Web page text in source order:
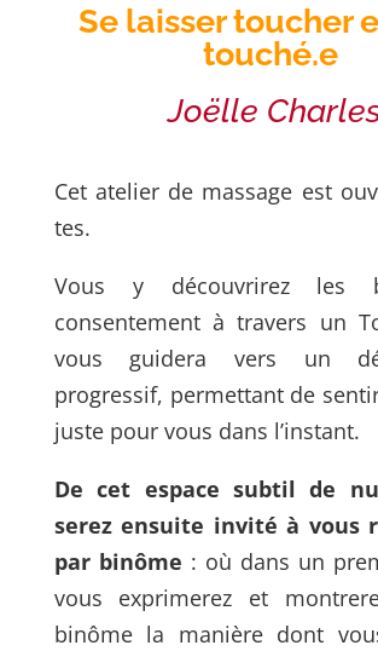
Se laisser toucher
touché.e
Joëlle
Cet atelier de massage est
tes.
Vous y découvrirez les
consentement à travers un
vous guidera vers un
progressif, permettant de
juste pour vous dans l’instant.
De cet espace subtil de
serez ensuite invité à vous
par binôme : où dans un
vous exprimerez et
binôme la manière dont